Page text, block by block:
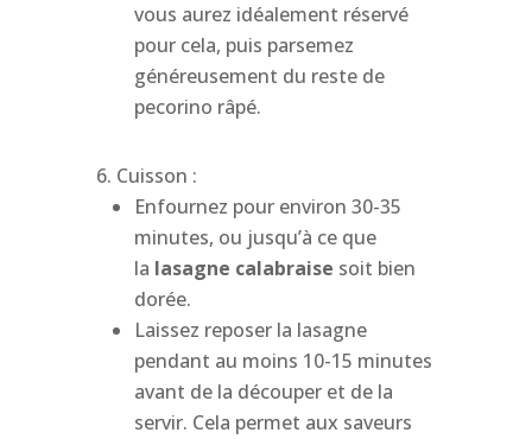
vous aurez idéalement réservé
pour cela, puis parsemez
généreusement du reste de
pecorino râpé.
Cuisson :
Enfournez pour environ 30-35
minutes, ou jusqu’à ce que
la lasagne calabraise soit bien
dorée.
Laissez reposer la lasagne
pendant au moins 10-15 minutes
avant de la découper et de la
servir. Cela permet aux saveurs